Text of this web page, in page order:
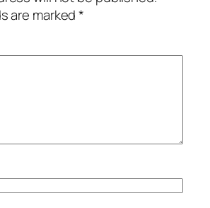
are marked*